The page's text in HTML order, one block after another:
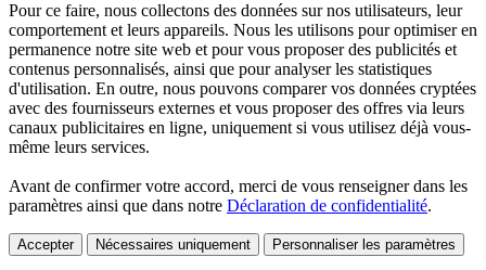
Pour ce faire, nous collectons des données sur nos utilisateurs, leur
comportement et leurs appareils. Nous les utilisons pour optimiser en
permanence notre site web et pour vous proposer des publicités et
contenus personnalisés, ainsi que pour analyser les statistiques
d'utilisation. En outre, nous pouvons comparer vos données cryptées
avec des fournisseurs externes et vous proposer des offres via leurs
canaux publicitaires en ligne, uniquement si vous utilisez déjà vous-
même leurs services.
Avant de confirmer votre accord, merci de vous renseigner dans les
paramètres ainsi que dans notre Déclaration de confidentialité.
Accepter Nécessaires uniquement Personnaliser les paramètres